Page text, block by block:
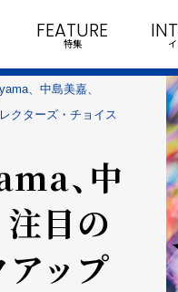
FEATURE
特集
、中島美嘉、
クターズ・チョイス
、中
目の
ップ